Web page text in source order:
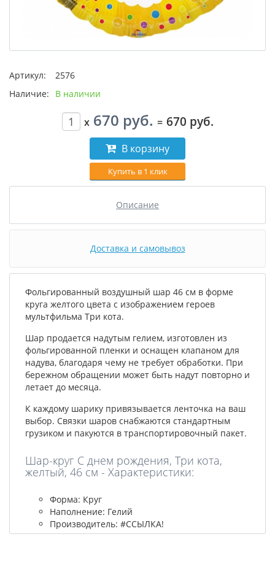
Артикул:
2576
Наличие:
В наличии
x 670 руб. = 670 руб.
В корзину
Купить в 1 клик
Описание
Доставка и самовывоз
Фольгированный воздушный шар 46 см в форме
круга желтого цвета с изображением героев
мультфильма Три кота.
Шар продается надутым гелием, изготовлен из
фольгированной пленки и оснащен клапаном для
надува, благодаря чему не требует обработки. При
бережном обращении может быть надут повторно и
летает до месяца.
К каждому шарику привязывается ленточка на ваш
выбор. Связки шаров снабжаются стандартным
грузиком и пакуются в транспортировочный пакет.
Шар-круг С днем рождения, Три кота,
желтый, 46 см - Характеристики:
Форма: Круг
Наполнение: Гелий
Производитель: #ССЫЛКА!